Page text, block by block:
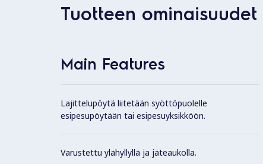
Tuotteen ominaisuudet
Main Features
Lajittelupöytä liitetään syöttöpuolelle
esipesupöytään tai esipesuyksikköön.
Varustettu ylähyllyllä ja jäteaukolla.